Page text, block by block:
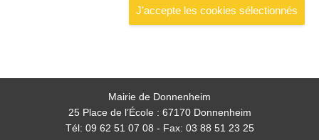
Mairie de Donnenheim
25 Place de l’École : 67170 Donnenheim
Tél: 09 62 51 07 08 - Fax: 03 88 51 23 25